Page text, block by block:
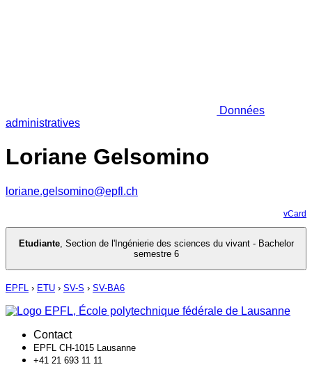
Données
administratives
Loriane Gelsomino
loriane.gelsomino@epfl.ch
vCard
Etudiante, Section de l'Ingénierie des sciences du vivant - Bachelor
semestre 6
EPFL › ETU › SV-S › SV-BA6
Contact
EPFL CH-1015 Lausanne
+41 21 693 11 11